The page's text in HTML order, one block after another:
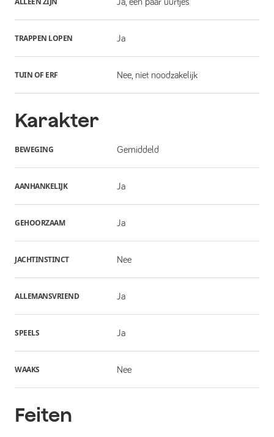
TRAPPEN LOPEN Ja
TUIN OF ERF Nee, niet noodzakelijk
Karakter
BEWEGING Gemiddeld
AANHANKELIJK Ja
GEHOORZAAM Ja
JACHTINSTINCT Nee
ALLEMANSVRIEND Ja
SPEELS Ja
WAAKS Nee
Feiten